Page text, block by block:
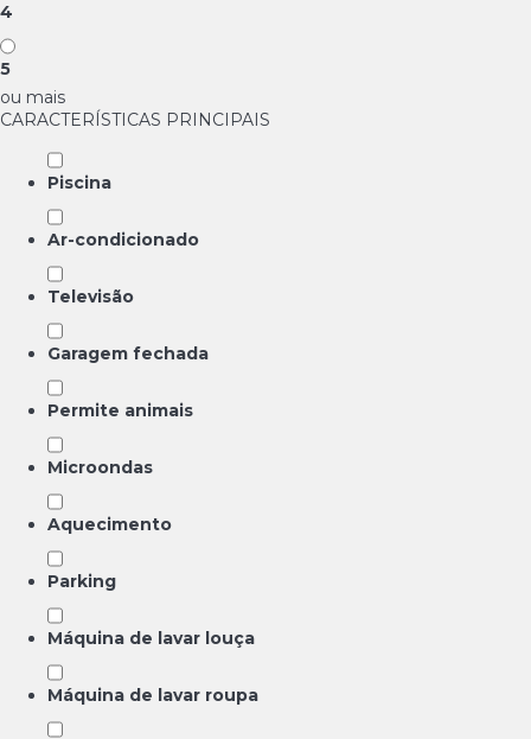
4
5
ou mais
CARACTERÍSTICAS PRINCIPAIS
Piscina
Ar-condicionado
Televisão
Garagem fechada
Permite animais
Microondas
Aquecimento
Parking
Máquina de lavar louça
Máquina de lavar roupa